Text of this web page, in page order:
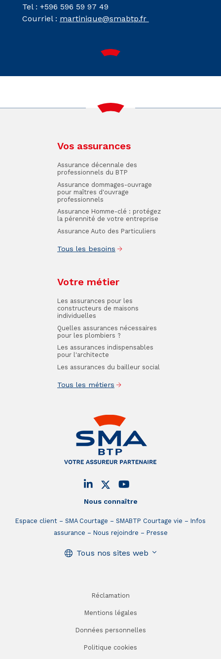
Tel : +596 596 59 97 49
Courriel : martinique@smabtp.fr
Nous connaître
Espace client SMA Courtage SMABTP Courtage vie
Infos
assurance
Nous rejoindre Presse
Tous nos sites web
Vos assurances
Assurance décennale des
professionnels du BTP
Assurance dommages-ouvrage
pour maîtres d'ouvrage
professionnels
Assurance Homme-clé : protégez
la pérennité de votre entreprise
Assurance Auto des Particuliers
Tous les besoins
Votre métier
Les assurances pour les
constructeurs de maisons
individuelles
Quelles assurances nécessaires
pour les plombiers ?
Les assurances indispensables
pour l'architecte
Les assurances du bailleur social
Tous les métiers
Réclamation
Mentions légales
Données personnelles
Politique cookies